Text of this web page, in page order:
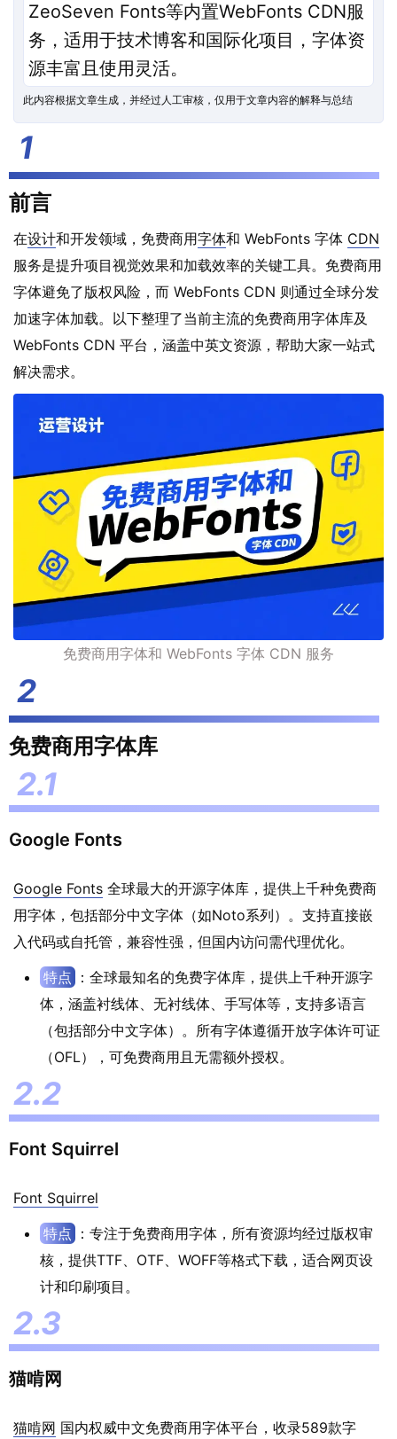
ZeoSeven Fonts等内置WebFonts CDN服
务，适用于技术博客和国际化项目，字体资
源丰富且使用灵活。
此内容根据文章生成，并经过人工审核，仅用于文章内容的解释与总结
前言
在设计和开发领域，免费商用字体和 WebFonts 字体 CDN
服务是提升项目视觉效果和加载效率的关键工具。免费商用
字体避免了版权风险，而 WebFonts CDN 则通过全球分发
加速字体加载。以下整理了当前主流的免费商用字体库及
WebFonts CDN 平台，涵盖中英文资源，帮助大家一站式
解决需求。
免费商用字体和 WebFonts 字体 CDN 服务
免费商用字体库
Google Fonts
Google Fonts 全球最大的开源字体库，提供上千种免费商
用字体，包括部分中文字体（如Noto系列）。支持直接嵌
入代码或自托管，兼容性强，但国内访问需代理优化。
特点 ：全球最知名的免费字体库，提供上千种开源字
体，涵盖衬线体、无衬线体、手写体等，支持多语言
（包括部分中文字体）。所有字体遵循开放字体许可证
（OFL），可免费商用且无需额外授权。
Font Squirrel
Font Squirrel
特点 ：专注于免费商用字体，所有资源均经过版权审
核，提供TTF、OTF、WOFF等格式下载，适合网页设
计和印刷项目。
猫啃网
猫啃网 国内权威中文免费商用字体平台，收录589款字